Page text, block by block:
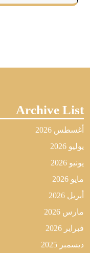
Archive List
أغسطس 2026
يوليو 2026
يونيو 2026
مايو 2026
أبريل 2026
مارس 2026
فبراير 2026
ديسمبر 2025